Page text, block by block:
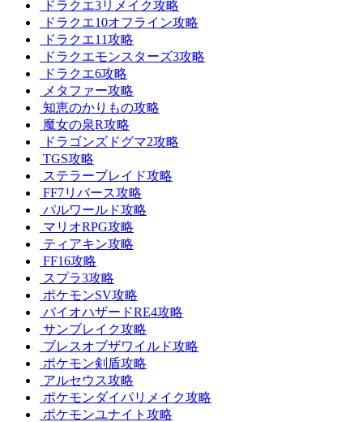
ドラクエ3リメイク攻略
ドラクエ10オフライン攻略
ドラクエ11攻略
ドラクエモンスターズ3攻略
ドラクエ6攻略
メタファー攻略
知恵のかりもの攻略
魔女の泉R攻略
ドラゴンズドグマ2攻略
TGS攻略
ステラーブレイド攻略
FF7リバース攻略
パルワールド攻略
マリオRPG攻略
ティアキン攻略
FF16攻略
スプラ3攻略
ポケモンSV攻略
バイオハザードRE4攻略
サンブレイク攻略
ブレスオブザワイルド攻略
ポケモン剣盾攻略
アルセウス攻略
ポケモンダイパリメイク攻略
ポケモンユナイト攻略